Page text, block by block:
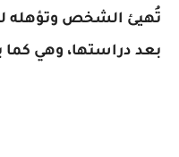
تُهيئ الشخص وتؤهله
بعد دراستها، وهي كما